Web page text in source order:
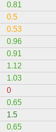
0.81
0.5
0.53
0.96
0.91
1.12
1.03
0
0.65
1.5
0.65